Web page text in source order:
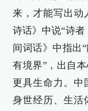
来，才能写出动
诗话》中说“诗者
间词话》中指出
有境界”，出自
更具生命力。中
身世经历、生活